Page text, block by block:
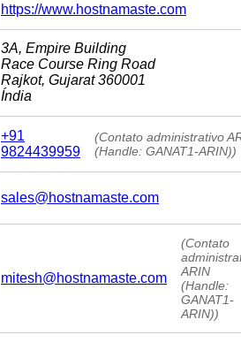
https://www.hostnamaste.com
3A, Empire Building
Race Course Ring Road
Rajkot, Gujarat 360001
Índia
+91
9824439959
(Contato administrativo
(Handle: GANAT1-ARIN))
sales@hostnamaste.com
mitesh@hostnamaste.com
(Contato
ARIN
(Handle:
GANAT1-
ARIN))